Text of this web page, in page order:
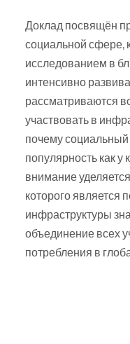
Доклад посвящён
социальной сфере,
исследованием в
интенсивно
рассматриваются
участвовать в
почему
популярность как
внимание
которого является
инфраструктуры
объединение всех
потребления в